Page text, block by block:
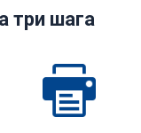
три шага